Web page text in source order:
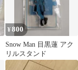
¥800
Snow Man 目黒蓮 アク
リルスタンド